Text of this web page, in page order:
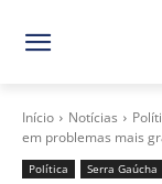
Início Notícias
em problemas mais
Política Serra Gaúcha